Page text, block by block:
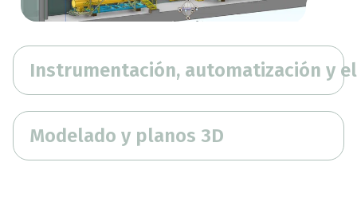
Instrumentación, automatización y
Modelado y planos 3D